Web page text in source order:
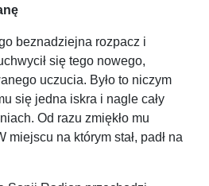
beznadziejna rozpacz i
się tego nowego,
uczucia. Było to niczym
się jedna iskra i nagle cały
Od razu zmiękło mu
miejscu na którym stał, padł na